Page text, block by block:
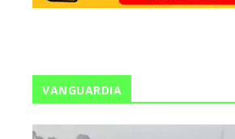
VANGUARDIA